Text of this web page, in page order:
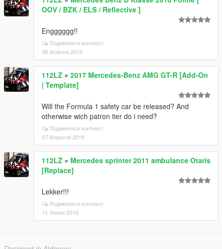
OOV / BZK / ELS / Reflective ]
Engggggg!!
Подивитися контекст
06 Жовтня 2019
112LZ » 2017 Mercedes-Benz AMG GT-R [Add-On
| Template]
Will the Formula 1 safety car be released? And
otherwise wich patron tier do i need?
Подивитися контекст
07 Вересня 2019
112LZ » Mercedes sprinter 2011 ambulance Otaris
[Replace]
Lekker!!!
Подивитися контекст
11 Липня 2019